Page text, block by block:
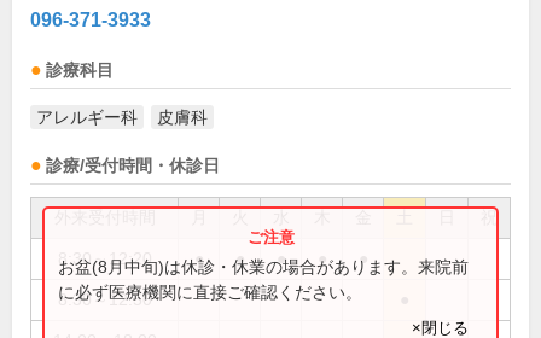
096-371-3933
診療科目
アレルギー科 皮膚科
診療/受付時間・休診日
祝
8:30～12:20 ● ● ● ● ●
8:30～12:50
お盆(8月中旬)は休診・休業の場合があります。来院前
に必ず医療機関に直接ご確認ください。
×閉じる